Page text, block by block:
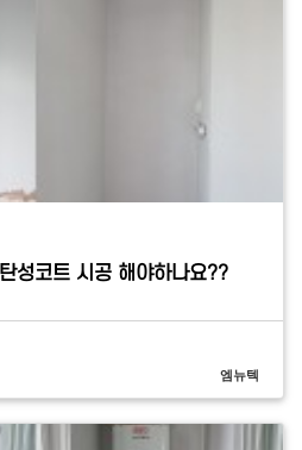
성코트 시공 해야하나요??
엠뉴텍